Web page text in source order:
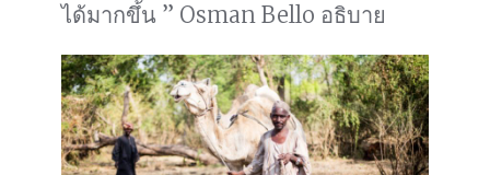
ได้มากขึ้น ” Osman Bello อธิบาย